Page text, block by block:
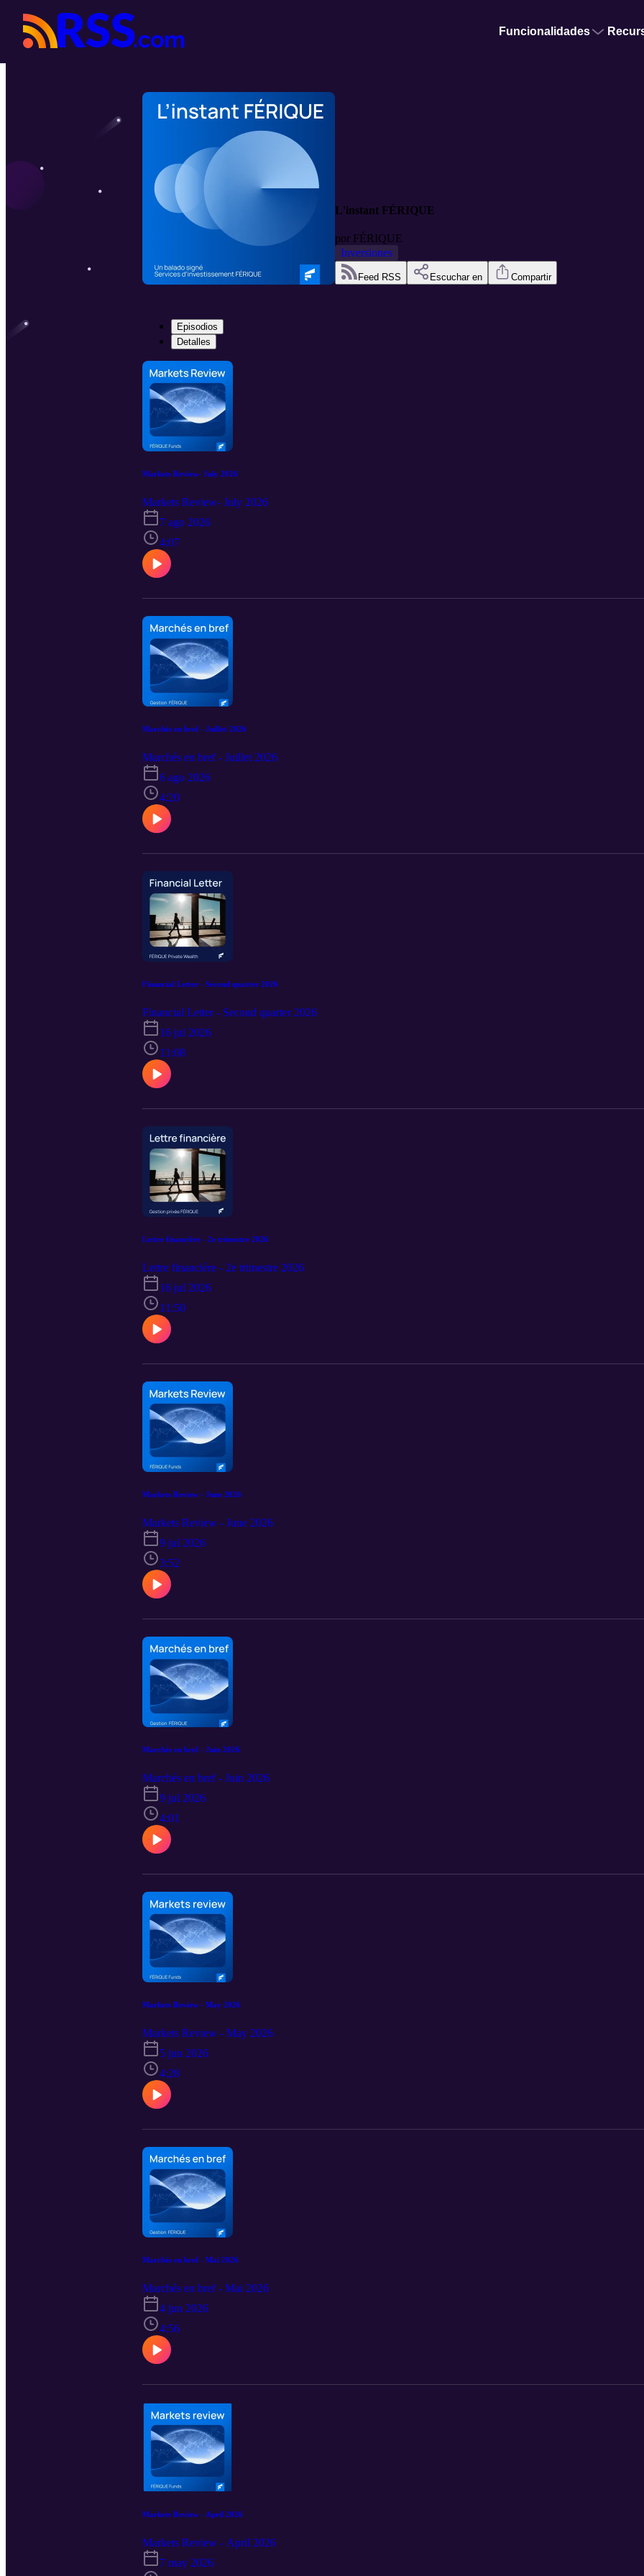
Funcionalidades
L'instant FÉRIQUE
por FÉRIQUE
Inversiones
Feed RSS Escuchar en Compartir
Episodios
Detalles
Markets Review- July 2026
Markets Review- July 2026
7 ago 2026
4:07
Marchés en bref - Juillet 2026
Marchés en bref - Juillet 2026
6 ago 2026
4:20
Financial Letter - Second quarter 2026
Financial Letter - Second quarter 2026
16 jul 2026
11:08
Lettre financière - 2e trimestre 2026
Lettre financière - 2e trimestre 2026
16 jul 2026
11:50
Markets Review - June 2026
Markets Review - June 2026
9 jul 2026
3:52
Marchés en bref - Juin 2026
Marchés en bref - Juin 2026
9 jul 2026
4:01
Markets Review - May 2026
Markets Review - May 2026
5 jun 2026
4:28
Marchés en bref - Mai 2026
Marchés en bref - Mai 2026
4 jun 2026
4:56
Markets Review - April 2026
Markets Review - April 2026
7 may 2026